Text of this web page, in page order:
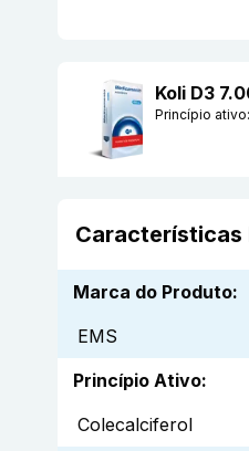
Koli D3
Princípio ativo:
Características
Marca do Produto:
EMS
Princípio Ativo:
Colecalciferol